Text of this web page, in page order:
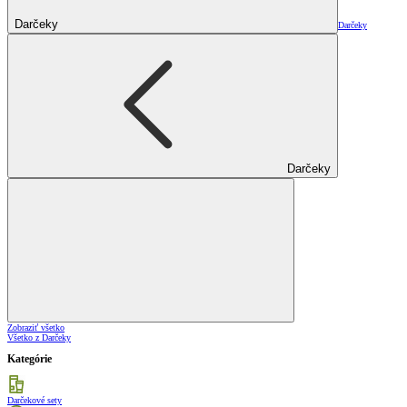
Darčeky Darčeky
Darčeky
Zobraziť všetko
Všetko z Darčeky
Kategórie
Darčekové sety